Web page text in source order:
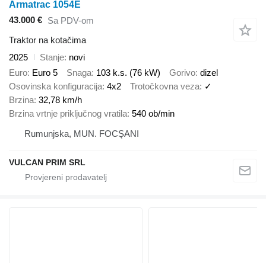
Armatrac 1054E
43.000 € Sa PDV-om
Traktor na kotačima
2025
Stanje novi
Euro Euro 5 Snaga 103 k.s. (76 kW) Gorivo dizel
Osovinska konfiguracija 4x2 Trotočkovna veza ✓
Brzina 32,78 km/h
Brzina vrtnje priključnog vratila 540 ob/min
Rumunjska, MUN. FOCŞANI
VULCAN PRIM SRL